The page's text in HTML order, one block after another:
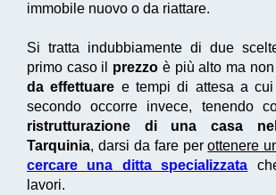
immobile nuovo o da riattare.
Si tratta indubbiamente di due
primo caso il prezzo è più alto ma
da effettuare e tempi di attesa a cui
secondo occorre invece, tenendo
ristrutturazione di una casa
Tarquinia, darsi da fare perottenere
cercare una ditta specializzata
lavori.